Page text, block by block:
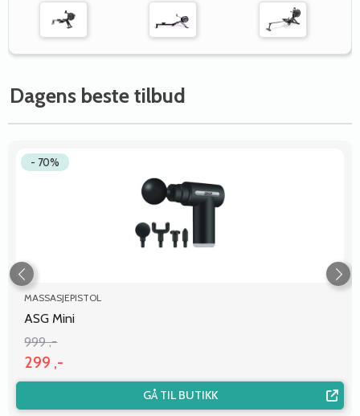
Dagens beste tilbud
- 70%
MASSASJEPISTOL
ASG Mini
999 ,-
299 ,-
GÅ TIL BUTIKK